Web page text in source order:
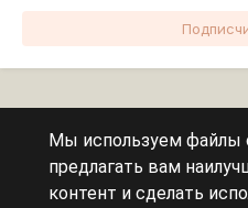
Сейчас на странице
Мы используем файлы
предлагать вам
контент и сделать